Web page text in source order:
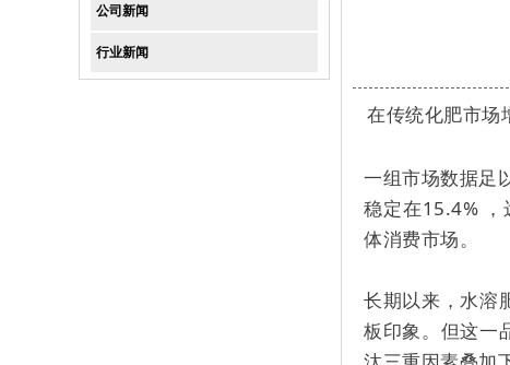
公司新闻
行业新闻
在传统化肥市场
一组市场数据足
稳定在15.4%
体消费市场。
长期以来，水溶
板印象。但这一